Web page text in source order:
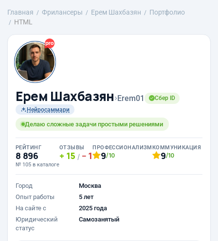
Главная Фрилансеры Ерем Шахбазян
Портфолио
HTML
Ерем Шахбазян›Erem01
Сбер ID
Нейросаммари
Делаю сложные задачи простыми решениями
РЕЙТИНГ
8 896
№ 105 в каталоге
ОТЗЫВЫ
15 / 1
ПРОФЕССИОНАЛИЗМ
9/10
КОММУНИКАЦИЯ
9/10
Город
Москва
Опыт работы
5 лет
На сайте с
2025 года
Юридический
статус
Самозанятый